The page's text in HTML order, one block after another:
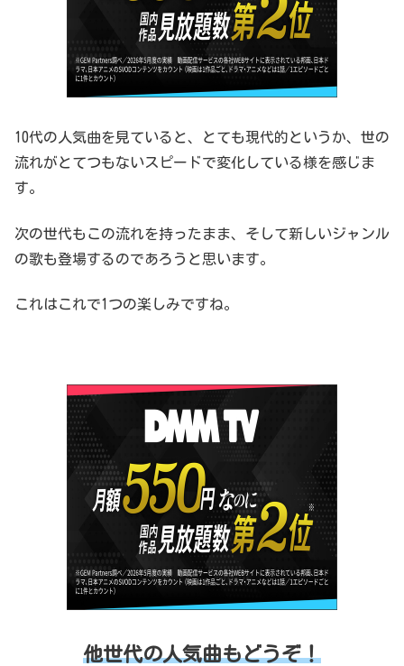
10代の人気曲を見ていると、とても現代的というか、世の
流れがとてつもないスピードで変化している様を感じま
す。
次の世代もこの流れを持ったまま、そして新しいジャンル
の歌も登場するのであろうと思います。
これはこれで1つの楽しみですね。
他世代の人気曲もどうぞ！